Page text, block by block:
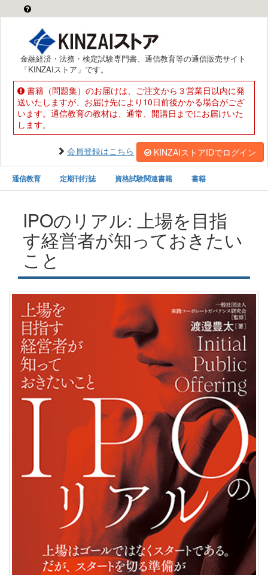
金融経済・法務・検定試験専門書、通信教育等の通信販売サイト
「KINZAIストア」です。
書籍（問題集）のお届けは、ご注文から３営業日以内に発
送いたしますが、お届け先により10日前後かかる場合がござ
います。通信教育の教材は、通常、開講日までにお届けいた
します。
会員登録はこちら KINZAIストアIDでログイン
通信教育 定期刊行誌 資格試験関連書籍 書籍
IPOのリアル: 上場を目指
す経営者が知っておきたい
こと